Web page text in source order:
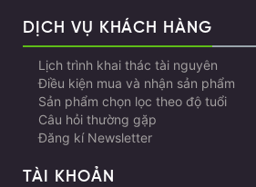
DỊCH VỤ KHÁCH HÀNG
Lịch trình khai thác tài nguyên
Điều kiện mua và nhận sản phẩm
Sản phẩm chọn lọc theo độ tuổi
Câu hỏi thường gặp
Đăng kí Newsletter
TÀI KHOẢN